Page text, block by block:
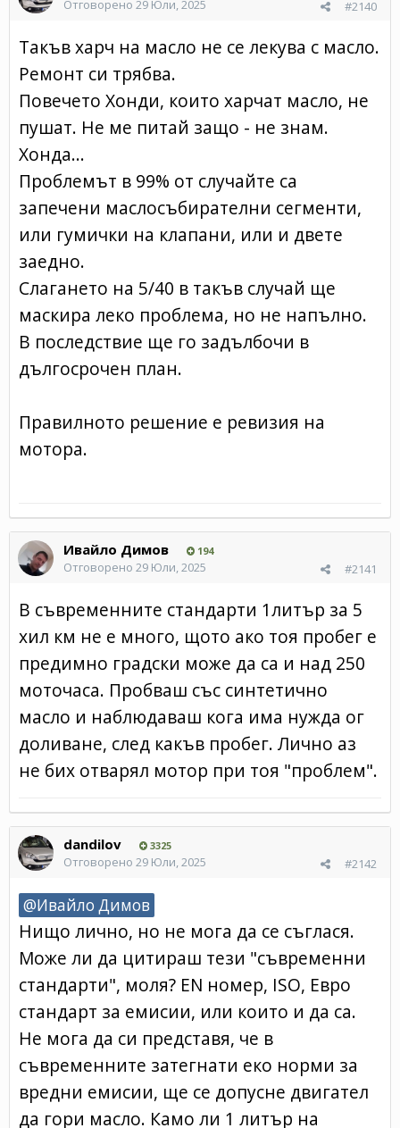
#2140
Отговорено 29 Юли, 2025
Такъв харч на масло не се лекува с масло.
Ремонт си трябва.
Повечето Хонди, които харчат масло, не
пушат. Не ме питай защо - не знам.
Хонда...
Проблемът в 99% от случайте са
запечени маслосъбирателни сегменти,
или гумички на клапани, или и двете
заедно.
Слагането на 5/40 в такъв случай ще
маскира леко проблема, но не напълно.
В последствие ще го задълбочи в
дългосрочен план.
Правилното решение е ревизия на
мотора.
Ивайло Димов 194
#2141
Отговорено 29 Юли, 2025
В съвременните стандарти 1литър за 5
хил км не е много, щото ако тоя пробег е
предимно градски може да са и над 250
моточаса. Пробваш със синтетично
масло и наблюдаваш кога има нужда ог
доливане, след какъв пробег. Лично аз
не бих отварял мотор при тоя "проблем".
dandilov 3325
#2142
Отговорено 29 Юли, 2025
@Ивайло Димов
Нищо лично, но не мога да се съглася.
Може ли да цитираш тези "съвременни
стандарти", моля? EN номер, ISO, Евро
стандарт за емисии, или които и да са.
Не мога да си представя, че в
съвременните затегнати еко норми за
вредни емисии, ще се допусне двигател
да гори масло. Камо ли 1 литър на